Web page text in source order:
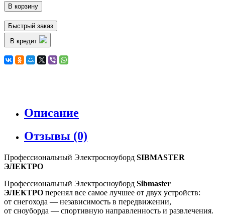
В корзину
Быстрый заказ
В кредит
Описание
Отзывы (0)
Профессиональный Электросноуборд SIBMASTER
ЭЛЕКТРО
Профессиональный Электросноуборд Sibmaster
ЭЛЕКТРО перенял все самое лучшее от двух устройств:
от снегохода — независимость в передвижении,
от сноуборда — спортивную направленность и развлечения.